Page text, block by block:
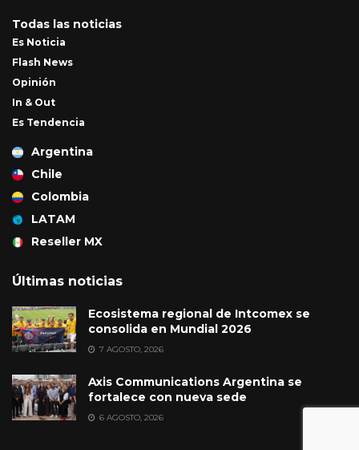
Todas las noticias
Es Noticia
Flash News
Opinión
In & Out
Es Tendencia
Argentina
Chile
Colombia
LATAM
Reseller MX
Últimas noticias
Ecosistema regional de Intcomex se
consolida en Mundial 2026
7 AGOSTO, 2026
Axis Communications Argentina se
fortalece con nueva sede
6 AGOSTO, 2026